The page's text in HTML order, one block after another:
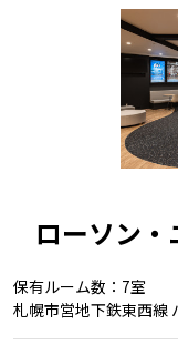
ローソン
保有ルーム数：7室
札幌市営地下鉄東西線